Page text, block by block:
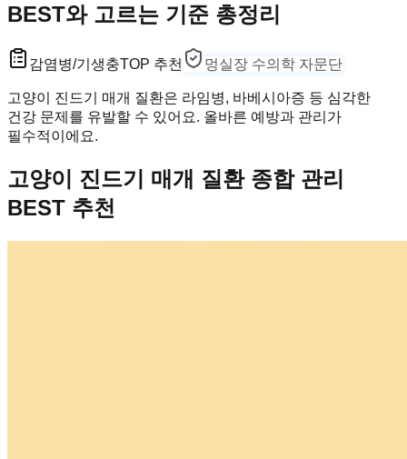
BEST와 고르는 기준 총정리
감염병/기생충TOP 추천 멍실장 수의학 자문단
고양이 진드기 매개 질환은 라임병, 바베시아증 등 심각한
건강 문제를 유발할 수 있어요. 올바른 예방과 관리가
필수적이에요.
고양이 진드기 매개 질환 종합 관리
BEST 추천